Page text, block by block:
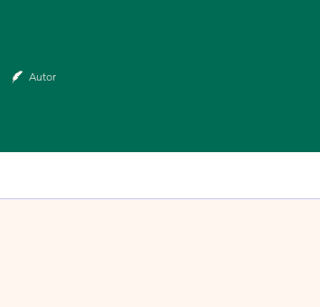
Autor